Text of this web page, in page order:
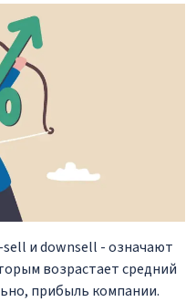
и downsell - означают
возрастает средний
прибыль компании.